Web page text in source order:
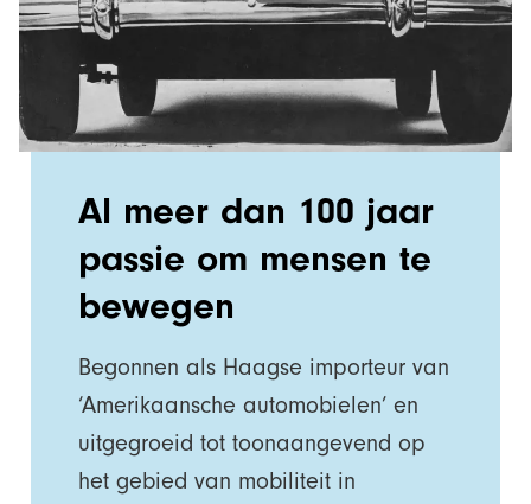
Al meer dan 100 jaar
passie om mensen te
bewegen
Begonnen als Haagse importeur van
‘Amerikaansche automobielen’ en
uitgegroeid tot toonaangevend op
het gebied van mobiliteit in